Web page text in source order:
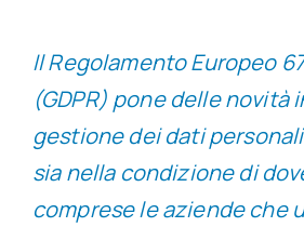
Il Regolamento Europeo
(GDPR) pone delle novità
gestione dei dati
sia nella condizione di
comprese le aziende che